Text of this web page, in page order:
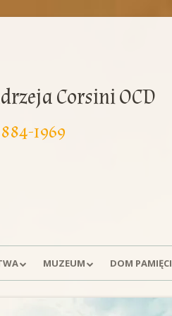
Corsini OCD
1969
MUZEUM DOM PAMIĘCI